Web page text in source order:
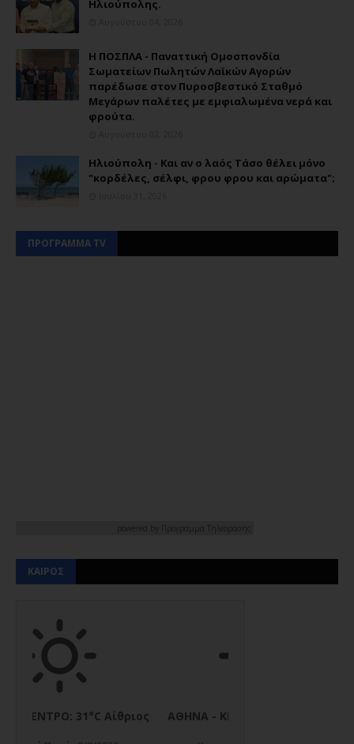
Ηλιούπολης.
Η ΠΟΣΠΛΑ - Παναττική Ομοσπονδία
Σωματείων Πωλητών Λαϊκών Αγορών
παρέδωσε στον Πυροσβεστικό Σταθμό
Μεγάρων παλέτες με εμφιαλωμένα νερά και
φρούτα.
Ηλιούπολη - Και αν ο λαός Τάσο θέλει μόνο
"κορδέλες, σέλφι, φρου φρου και αρώματα";
ΠΡΟΓΡΑΜΜΑ TV
ΚΑΙΡΟΣ